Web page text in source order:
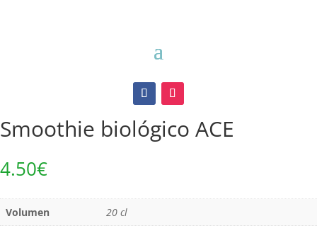
Smoothie biológico ACE
4.50€
Volumen 20 cl